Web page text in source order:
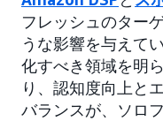
フレッシュのター
うな影響を与えて
化すべき領域を明
り、認知度向上と
バランスが、ソロ